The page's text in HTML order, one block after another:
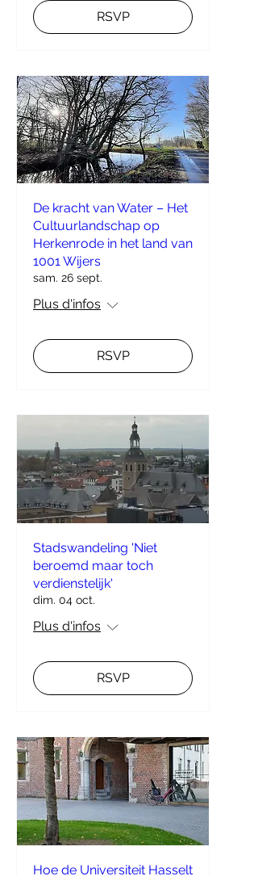
RSVP
De kracht van Water – Het
Cultuurlandschap op
Herkenrode in het land van
1001 Wijers
sam. 26 sept.
Plus d'infos
RSVP
Stadswandeling 'Niet
beroemd maar toch
verdienstelijk'
dim. 04 oct.
Plus d'infos
RSVP
Hoe de Universiteit Hasselt